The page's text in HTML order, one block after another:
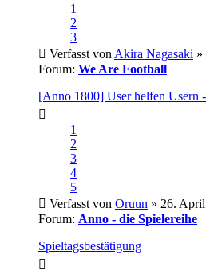
1
2
3
Verfasst von Akira Nagasaki »
Forum: We Are Football
[Anno 1800] User helfen Usern
1
2
3
4
5
Verfasst von Oruun » 26.
Forum: Anno - die Spielereihe
Spieltagsbestätigung